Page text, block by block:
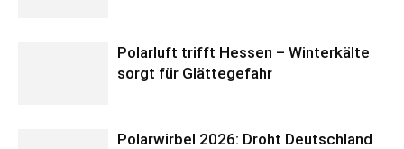
Polarluft trifft Hessen – Winterkälte
sorgt für Glättegefahr
Polarwirbel 2026: Droht Deutschland